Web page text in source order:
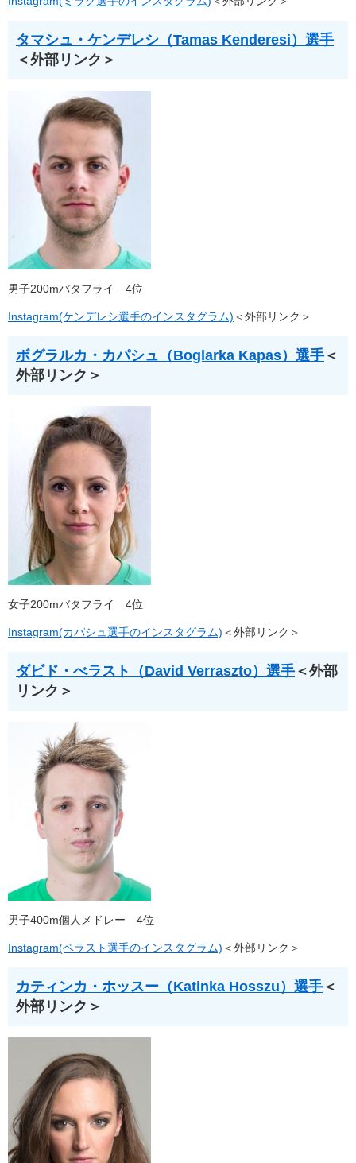
タマシュ・ケンデレシ（Tamas Kenderesi）選手
＜外部リンク＞
男子200mバタフライ 4位
Instagram(ケンデレシ選手のインスタグラム) ＜外部リンク＞
ボグラルカ・カパシュ（Boglarka Kapas）選手 ＜
外部リンク＞
女子200mバタフライ 4位
Instagram(カパシュ選手のインスタグラム) ＜外部リンク＞
ダビド・べラスト（David Verraszto）選手 ＜外部
リンク＞
男子400m個人メドレー 4位
Instagram(ベラスト選手のインスタグラム) ＜外部リンク＞
カティンカ・ホッスー（Katinka Hosszu）選手 ＜
外部リンク＞